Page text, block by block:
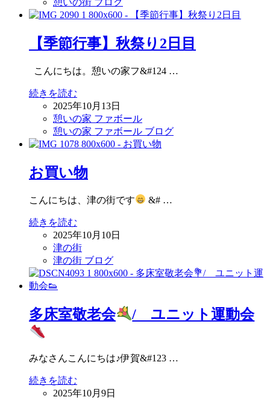
憩いの街 ブログ
【季節行事】秋祭り2日目
こんにちは。憩いの家フ&#124 …
続きを読む
2025年10月13日
憩いの家 ファボール
憩いの家 ファボール ブログ
お買い物
こんにちは、津の街です &# …
続きを読む
2025年10月10日
津の街
津の街 ブログ
多床室敬老会 / ユニット運動会
みなさんこんにちは♪伊賀&#123 …
続きを読む
2025年10月9日